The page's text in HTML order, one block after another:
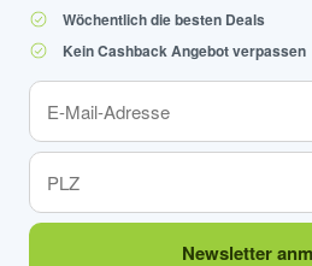
Wöchentlich die besten Deals
Kein Cashback Angebot verpassen
Newsletter